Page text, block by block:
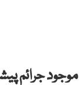
جرائم